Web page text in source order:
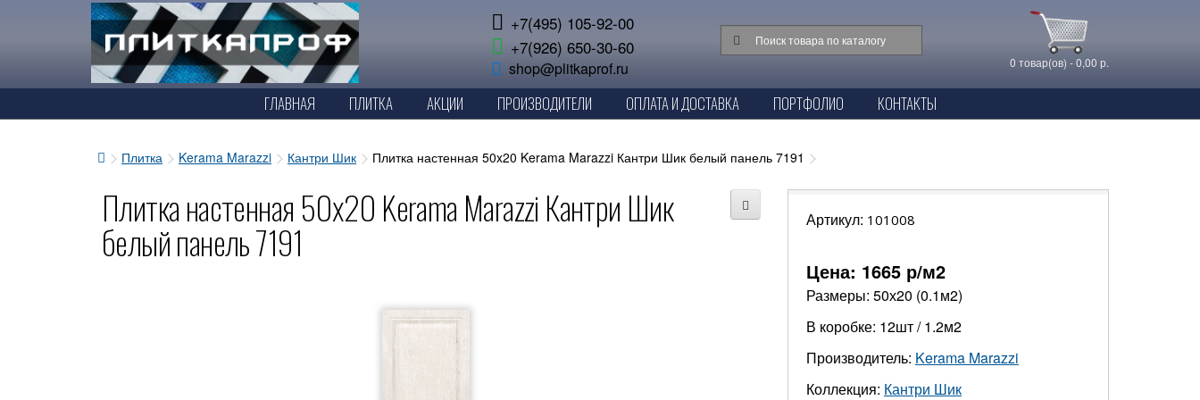
+7(495) 105-92-00
+7(926) 650-30-60
shop@plitkaprof.ru 0 товар(ов) - 0,00 р.
ГЛАВНАЯ ПЛИТКА АКЦИИ ПРОИЗВОДИТЕЛИ ОПЛАТА И ДОСТАВКА ПОРТФОЛИО КОНТАКТЫ
Плитка Kerama Marazzi Кантри Шик Плитка настенная 50x20 Kerama Marazzi Кантри Шик белый панель 7191
Плитка настенная 50x20 Kerama Marazzi Кантри Шик
белый панель 7191 Артикул: 101008
Цена: 1665 р/м2
Размеры: 50х20 (0.1м2)
В коробке: 12шт / 1.2м2
Производитель: Kerama Marazzi
Коллекция: Кантри Шик